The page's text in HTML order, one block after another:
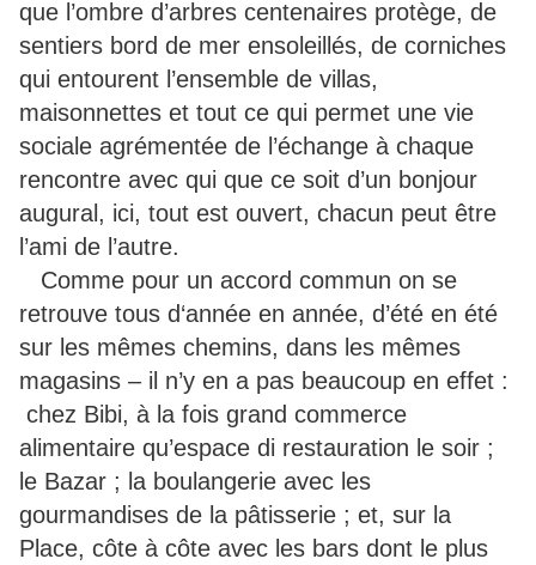
que l’ombre d’arbres centenaires protège, de
sentiers bord de mer ensoleillés, de corniches
qui entourent l’ensemble de villas,
maisonnettes et tout ce qui permet une vie
sociale agrémentée de l’échange à chaque
rencontre avec qui que ce soit d’un bonjour
augural, ici, tout est ouvert, chacun peut être
l’ami de l’autre.
Comme pour un accord commun on se
retrouve tous d‘année en année, d’été en été
sur les mêmes chemins, dans les mêmes
magasins – il n’y en a pas beaucoup en effet :
chez Bibi, à la fois grand commerce
alimentaire qu’espace di restauration le soir ;
le Bazar ; la boulangerie avec les
gourmandises de la pâtisserie ; et, sur la
Place, côte à côte avec les bars dont le plus